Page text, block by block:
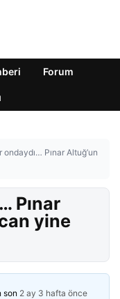
Forum
Pınar Altuğ’un
Pınar
yine
son 2 ay 3 hafta önce